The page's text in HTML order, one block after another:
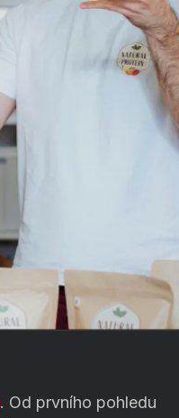
. Od prvního pohledu